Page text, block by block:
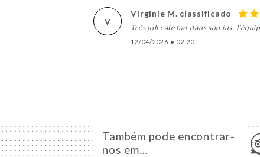
V
Virginie M. classificado
Très joli café bar dans son jus.
12/04/2026 • 02:20
Também pode encontrar-
nos em…